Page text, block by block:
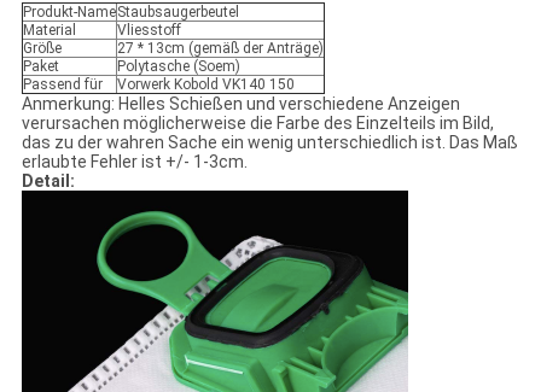
Produkt-NameStaubsaugerbeutel
Material
Vliesstoff
Größe
27 * 13cm (gemäß der Anträge)
Paket
Polytasche (Soem)
Passend für
Vorwerk Kobold VK140 150
Anmerkung: Helles Schießen und verschiedene Anzeigen
verursachen möglicherweise die Farbe des Einzelteils im Bild,
das zu der wahren Sache ein wenig unterschiedlich ist. Das Maß
erlaubte Fehler ist +/- 1-3cm.
Detail: